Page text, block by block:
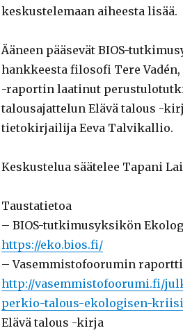
keskustelemaan aiheesta lisää.
Ääneen pääsevät BIOS-
hankkeesta filosofi Tere Vadén,
-raportin laatinut
talousajattelun Elävä talous -
tietokirjailija Eeva Talvikallio.
Keskustelua säätelee Tapani
Taustatietoa
– BIOS-tutkimusyksikön
https://eko.bios.fi/
– Vasemmistofoorumin raportti
http://vasemmistofoorumi.fi/
perkio-talous-ekologisen-
Elävä talous -kirja